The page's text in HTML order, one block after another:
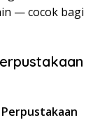
— cocok bagi
Perpustakaan